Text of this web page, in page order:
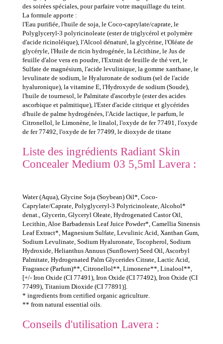
des soirées spéciales, pour parfaire votre maquillage du teint.
La formule apporte :
l'Eau purifiée, l'huile de soja, le Coco-caprylate/caprate, le
Polyglyceryl-3 polyricinoleate (ester de triglycérol et polymère
d'acide ricinoléique), l'Alcool dénaturé, la glycérine, l'Oléate de
glycéryle, l'Huile de ricin hydrogénée, la Lécithine, le Jus de
feuille d'aloe vera en poudre, l'Extrait de feuille de thé vert, le
Sulfate de magnésium, l'acide levulinique, la gomme xanthane, le
levulinate de sodium, le Hyaluronate de sodium (sel de l'acide
hyaluronique), la vitamine E, l'Hydroxyde de sodium (Soude),
l'huile de tournesol, le Palmitate d'ascorbyle (ester des acides
ascorbique et palmitique), l'Ester d'acide citrique et glycérides
d'huile de palme hydrogénées, l'Acide lactique, le parfum, le
Citronellol, le Limonène, le linalol, l'oxyde de fer 77491, l'oxyde
de fer 77492, l'oxyde de fer 77499, le dioxyde de titane
Liste des ingrédients Radiant Skin
Concealer Medium 03 5,5ml Lavera :
Water (Aqua), Glycine Soja (Soybean) Oil*, Coco-
Caprylate/Caprate, Polyglyceryl-3 Polyricinoleate, Alcohol*
denat., Glycerin, Glyceryl Oleate, Hydrogenated Castor Oil,
Lecithin, Aloe Barbadensis Leaf Juice Powder*, Camellia Sinensis
Leaf Extract*, Magnesium Sulfate, Levulinic Acid, Xanthan Gum,
Sodium Levulinate, Sodium Hyaluronate, Tocopherol, Sodium
Hydroxide, Helianthus Annuus (Sunflower) Seed Oil, Ascorbyl
Palmitate, Hydrogenated Palm Glycerides Citrate, Lactic Acid,
Fragrance (Parfum)**, Citronellol**, Limonene**, Linalool**,
[+/- Iron Oxide (CI 77491), Iron Oxide (CI 77492), Iron Oxide (CI
77499), Titanium Dioxide (CI 77891)].
* ingredients from certified organic agriculture.
** from natural essential oils.
Conseils d'utilisation Lavera :